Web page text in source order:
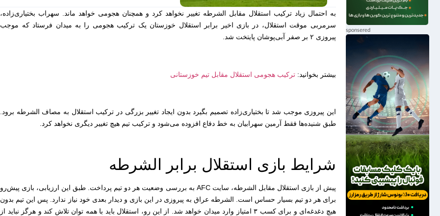
به احتمال زیاد ترکیب استقلال مقابل الشرطه تغییر نخواهد کرد و همچنان هجومی خواهد ماند. سهراب بختیاری‌زاده،
سرمربی موقت استقلال، در بازی اخیر برابر استقلال خوزستان یک ترکیب هجومی را به میدان فرستاد که موجب
پیروزی ۲ بر صفر آبی‌پوشان پایتخت شد.
بیشتر بخوانید:ترکیب هجومی استقلال مقابل تیم خوزستانی
این پیروزی موجب شد تا بختیاری‌زاده تصمیم بگیرد بدون ایجاد تغییر بزرگی در ترکیب استقلال به مصاف الشرطه برود.
طبق شنیده‌ها فقط آرمین سهرابیان به خط دفاع افزوده می‌شود و ترکیب تیم هیچ تغییر دیگری نخواهد کرد.
شرایط بازی استقلال برابر الشرطه
پیش از بازی استقلال مقابل الشرطه، سایت AFC به بررسی وضعیت هر دو تیم پرداخت. طبق این ارزیابی، بازی پیش‌رو
برای هر دو تیم بسیار حساس است. الشرطه عراق به پیروزی در این بازی و دیدار بعدی خود نیاز ندارد. پس این تیم بدون
هیچ دغدغه‌ای و برای کسب ۳ امتیاز وارد میدان خواهد شد. از این رو، استقلال باید با همه توان تلاش کند و هرگز نباید از